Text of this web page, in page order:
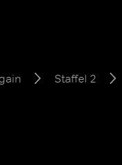
Staffel 2